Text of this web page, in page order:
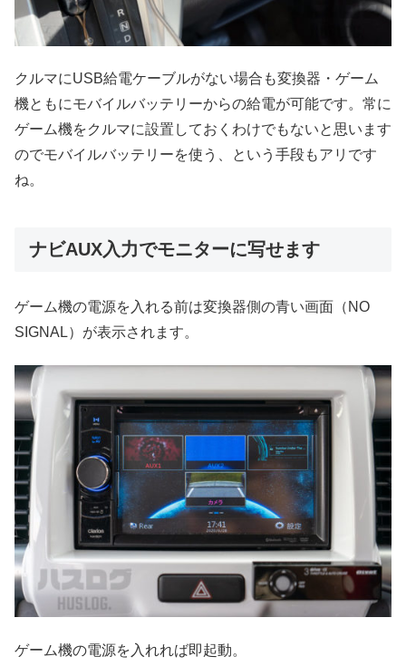
クルマにUSB給電ケーブルがない場合も変換器・ゲーム
機ともにモバイルバッテリーからの給電が可能です。常に
ゲーム機をクルマに設置しておくわけでもないと思います
のでモバイルバッテリーを使う、という手段もアリです
ね。
ナビAUX入力でモニターに写せます
ゲーム機の電源を入れる前は変換器側の青い画面（NO
SIGNAL）が表示されます。
ゲーム機の電源を入れれば即起動。